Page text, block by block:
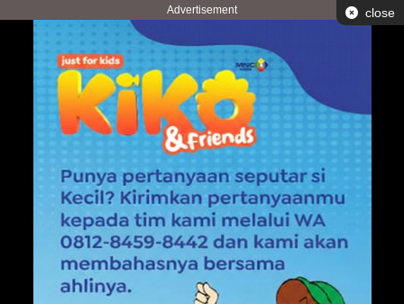
Advertisement close